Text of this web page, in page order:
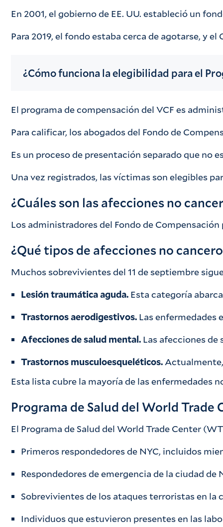
En 2001, el gobierno de EE. UU. estableció un
Para 2019, el fondo estaba cerca de agotarse, y
¿Cómo funciona la elegibilidad para el
El programa de compensación del VCF es
Para calificar, los abogados del Fondo de
Es un proceso de presentación separado que no
Una vez registrados, las víctimas son elegibles
¿Cuáles son las afecciones no
Los administradores del Fondo de
¿Qué tipos de afecciones no
Muchos sobrevivientes del 11 de septiembre
Lesión traumática aguda. Esta categoría
Trastornos aerodigestivos. Las enfermedades
Afecciones de salud mental. Las afecciones
Trastornos musculoesqueléticos.
Esta lista cubre la mayoría de las enfermedades
Programa de Salud del World Trade
El Programa de Salud del World Trade Center
Primeros respondedores de NYC, incluidos
Respondedores de emergencia de la ciudad
Sobrevivientes de los ataques terroristas en la
Individuos que estuvieron presentes en las